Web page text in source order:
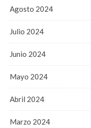
Agosto 2024
Julio 2024
Junio 2024
Mayo 2024
Abril 2024
Marzo 2024